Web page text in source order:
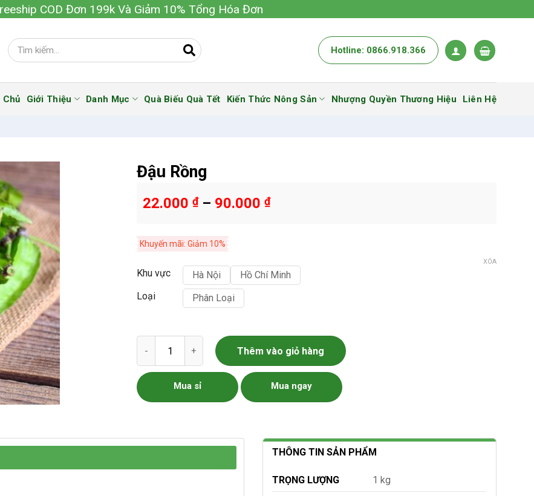
COD Đơn 199k Và Giảm 10% Tổng Hóa Đơn
Hotline: 0866.918.366
Chủ Giới Thiệu Danh Mục Quà Biếu Quà Tết Kiến Thức Nông Sản Nhượng Quyền Thương Hiệu Liên Hệ
Đậu Rồng
22.000 ₫– 90.000 ₫
Khuyến mãi: Giảm 10%
Khu vực Hà Nội
Hồ Chí Minh
Loại
Phân Loại
XÓA
Đậu Rồng số lượng
Thêm vào giỏ hàng
Mua sỉ Mua ngay
THÔNG TIN SẢN PHẨM
TRỌNG LƯỢNG 1 kg